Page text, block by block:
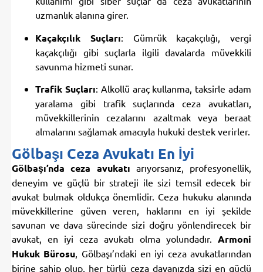
uzmanlık alanına girer.
Kaçakçılık Suçları: Gümrük kaçakçılığı, vergi
kaçakçılığı gibi suçlarla ilgili davalarda müvekkili
savunma hizmeti sunar.
Trafik Suçları: Alkollü araç kullanma, taksirle adam
yaralama gibi trafik suçlarında ceza avukatları,
müvekkillerinin cezalarını azaltmak veya beraat
almalarını sağlamak amacıyla hukuki destek verirler.
Gölbaşı Ceza Avukatı En İyi
Gölbaşı’nda ceza avukatı arıyorsanız, profesyonellik,
deneyim ve güçlü bir strateji ile sizi temsil edecek bir
avukat bulmak oldukça önemlidir. Ceza hukuku alanında
müvekkillerine güven veren, haklarını en iyi şekilde
savunan ve dava sürecinde sizi doğru yönlendirecek bir
avukat, en iyi ceza avukatı olma yolundadır. Armoni
Hukuk Bürosu, Gölbaşı’ndaki en iyi ceza avukatlarından
birine sahip olup, her türlü ceza davanızda sizi en güçlü